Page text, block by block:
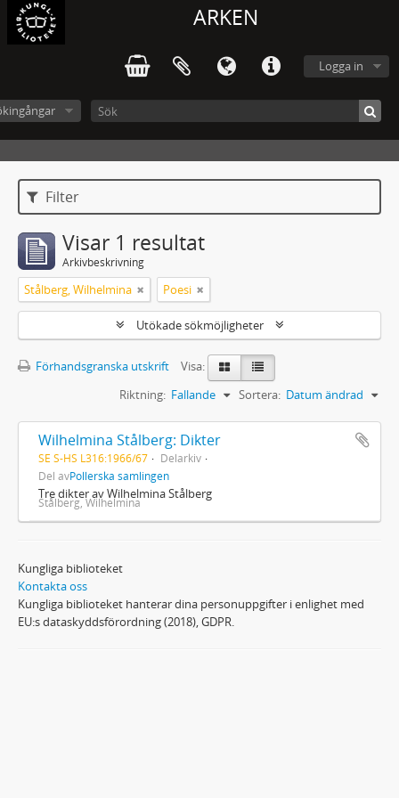
ARKEN
Logga in
Filter
Visar 1 resultat
Arkivbeskrivning
Stålberg, Wilhelmina Poesi
Utökade sökmöjligheter
Förhandsgranska utskrift
Visa:
Sortera: Datum ändrad
Riktning: Fallande
Wilhelmina Stålberg: Dikter
SE S-HS L316:1966/67
Delarkiv
Del avPollerska samlingen
Tre dikter av Wilhelmina Stålberg
Stålberg, Wilhelmina
Kungliga biblioteket
Kontakta oss
Kungliga biblioteket hanterar dina personuppgifter i enlighet med
EU:s dataskyddsförordning (2018), GDPR.